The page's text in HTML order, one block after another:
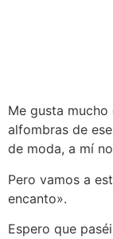
Me gusta
alfombras de
de moda, a mí
Pero vamos a
encanto».
Espero que